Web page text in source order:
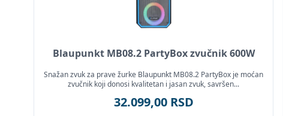
Blaupunkt MB08.2 PartyBox zvučnik 600W
Snažan zvuk za prave žurke Blaupunkt MB08.2 PartyBox je moćan
zvučnik koji donosi kvalitetan i jasan zvuk, savršen...
32.099,00 RSD